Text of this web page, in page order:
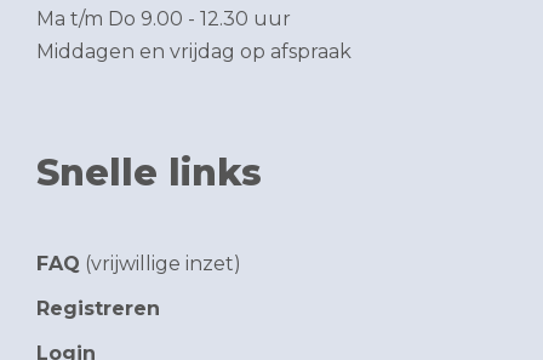
Ma t/m Do 9.00 - 12.30 uur
Middagen en vrijdag op afspraak
Snelle links
FAQ (vrijwillige inzet)
Registreren
Login